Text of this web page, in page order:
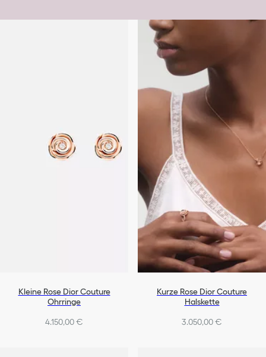
Kleine Rose Dior Couture
Ohrringe
4.150,00 €
Kurze Rose Dior Couture
Halskette
3.050,00 €